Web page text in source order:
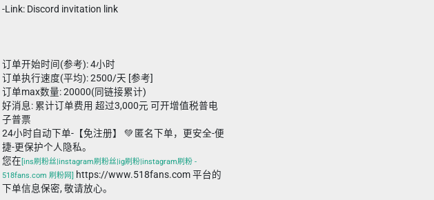
-Link: Discord invitation link
订单开始时间(参考): 4小时
订单执行速度(平均): 2500/天 [参考]
订单max数量: 20000(同链接累计)
好消息: 累计订单费用 超过3,000元 可开增值税普电
子普票
24小时自动下单-【免注册】 💚 匿名下单，更安全-便
捷-更保护个人隐私。
您在[ins刷粉丝|instagram刷粉丝|ig刷粉|instagram刷粉 -
518fans.com 刷粉网] https://www.518fans.com 平台的
下单信息保密, 敬请放心。